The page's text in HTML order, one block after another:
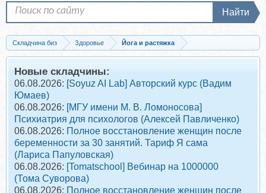
Найти
Складчина биз Здоровье
Йога и растяжка
Скачать [My Pole Space] Уроки на линии и чистоту (Кристина Думанская)
Новые складчины:
06.08.2026: [Soyuz AI Lab] Авторский курс (Вадим
Юмаев)
06.08.2026: [МГУ имени М. В. Ломоносова]
Психиатрия для психологов (Алексей Павличенко)
06.08.2026: Полное восстановление женщин после
беременности за 30 занятий. Тариф Я сама
(Лариса Папуловская)
06.08.2026: [Tomatschool] Вебинар на 1000000
(Тома Суворова)
06.08.2026: Полное восстановление женщин после